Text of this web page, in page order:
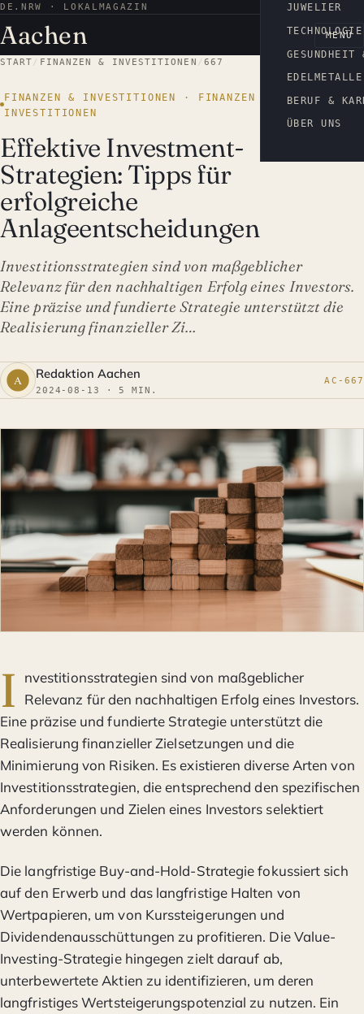
DE.NRW · LOKALMAGAZIN AACHEN
Aachen MENÜ
JUWELIER
EDELMETALLE
BERUF &
ÜBER UNS
START/ FINANZEN & INVESTITIONEN / 667
FINANZEN & INVESTITIONEN · FINANZEN &
INVESTITIONEN
Effektive Investment-
Strategien: Tipps für
erfolgreiche
Anlageentscheidungen
Investitionsstrategien sind von maßgeblicher
Relevanz für den nachhaltigen Erfolg eines Investors.
Eine präzise und fundierte Strategie unterstützt die
Realisierung finanzieller Zi…
Redaktion Aachen
2024-08-13 · 5 MIN.
AC-667
I
nvestitionsstrategien sind von maßgeblicher
Relevanz für den nachhaltigen Erfolg eines Investors.
Eine präzise und fundierte Strategie unterstützt die
Realisierung finanzieller Zielsetzungen und die
Minimierung von Risiken. Es existieren diverse Arten von
Investitionsstrategien, die entsprechend den spezifischen
Anforderungen und Zielen eines Investors selektiert
werden können.
Die langfristige Buy-and-Hold-Strategie fokussiert sich
auf den Erwerb und das langfristige Halten von
Wertpapieren, um von Kurssteigerungen und
Dividendenausschüttungen zu profitieren. Die Value-
Investing-Strategie hingegen zielt darauf ab,
unterbewertete Aktien zu identifizieren, um deren
langfristiges Wertsteigerungspotenzial zu nutzen. Ein